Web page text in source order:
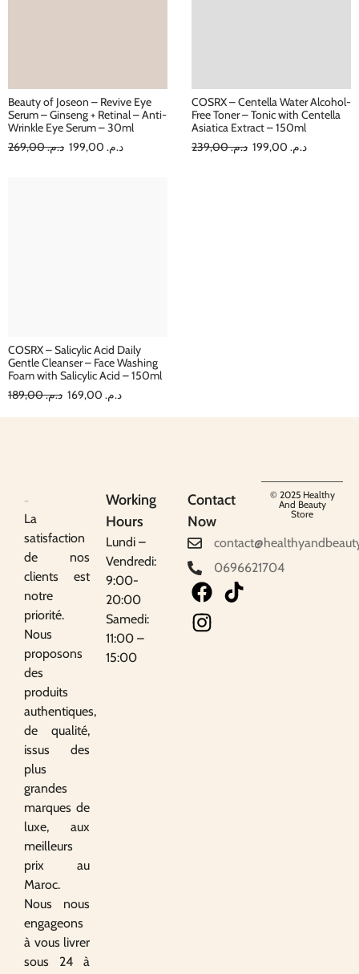
Beauty of Joseon – Revive Eye
Serum – Ginseng + Retinal – Anti-
Wrinkle Eye Serum – 30ml
د.م.269,00 د.م.
COSRX – Centella Water Alcohol-
Free Toner – Tonic with Centella
Asiatica Extract – 150ml
د.م.239,00 د.م.
COSRX – Salicylic Acid Daily
Gentle Cleanser – Face Washing
Foam with Salicylic Acid – 150ml
د.م.189,00 د.م.
La
satisfaction
de nos
clients est
notre
priorité.
Nous
proposons
des
produits
authentiques,
de qualité,
issus des
plus
grandes
marques de
luxe, aux
meilleurs
prix au
Maroc.
Nous nous
engageons
à vous livrer
sous 24 à
Working
Hours
Lundi –
Vendredi:
9:00-
20:00
Samedi:
11:00 –
15:00
Contact
Now
0696621704
© 2025 Healthy
And Beauty
Store